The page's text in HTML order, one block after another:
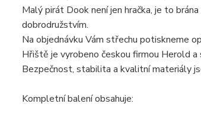
Malý pirát Dook není jen hračka, je to
dobrodružstvím.
Na objednávku Vám střechu potiskneme
Hřiště je vyrobeno českou firmou Herold
Bezpečnost, stabilita a kvalitní materiály
Kompletní balení obsahuje: